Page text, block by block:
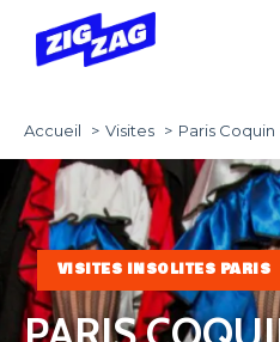
Accueil Visites Paris Coquin
VISITES INSOLITES PARIS